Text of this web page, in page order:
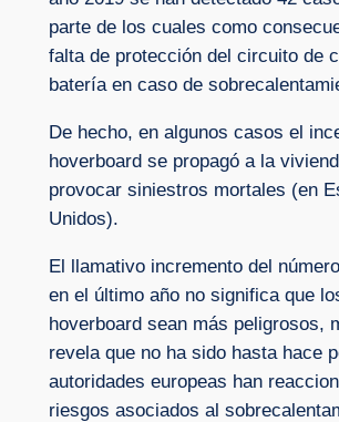
parte de los cuales como
falta de protección del circuito de
batería en caso de
De hecho, en algunos casos el
hoverboard se propagó a la
provocar siniestros mortales (en
Unidos).
El llamativo incremento del
en el último año no significa que
hoverboard sean más peligrosos,
revela que no ha sido hasta hace
autoridades europeas han
riesgos asociados al